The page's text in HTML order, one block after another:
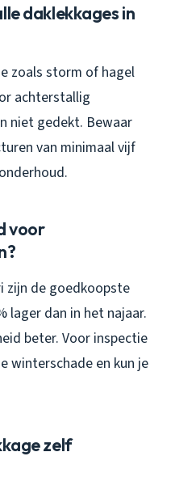
daklekkages in
zoals storm of hagel
achterstallig
niet gedekt. Bewaar
van minimaal vijf
voor
zijn de goedkoopste
lager dan in het najaar.
beter. Voor inspectie
winterschade en kun je
zelf